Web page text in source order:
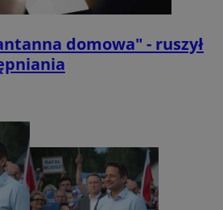
domowa" - ruszył